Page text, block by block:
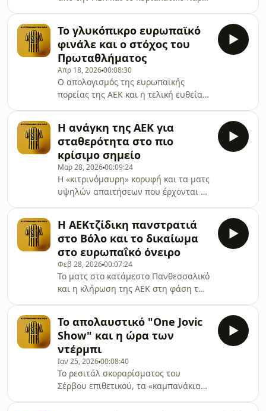
Το γλυκόπικρο ευρωπαϊκό
φινάλε και ο στόχος του
Πρωταθλήματος
Απρ 18, 202600:08:30
Ο απολογισμός της ευρωπαϊκής
πορείας της ΑΕΚ και η τελική ευθεία
Κυριάκος Μαντζακίδης
Η ανάγκη της ΑΕΚ για
σταθερότητα στο πιο
κρίσιμο σημείο
Μαρ 28, 202600:09:24
Η «κιτρινόμαυρη» κορυφή και τα ματς
υψηλών απαιτήσεων που έρχονται σε
H AΕΚτζίδικη πανστρατιά
στο Βόλο και το δικαίωμα
στο ευρωπαΐκό όνειρο
Φεβ 28, 202600:07:24
Το ματς στο κατάμεστο Πανθεσσαλικό
και η κλήρωση της ΑΕΚ στη φάση των
Μαντζακίδης
Το απολαυστικό "One Jovic
Show" και η ώρα των
ντέρμπι
Ιαν 25, 202600:08:40
Το ρεσιτάλ σκοραρίσματος του
Σέρβου επιθετικού, τα «καμπανάκια»